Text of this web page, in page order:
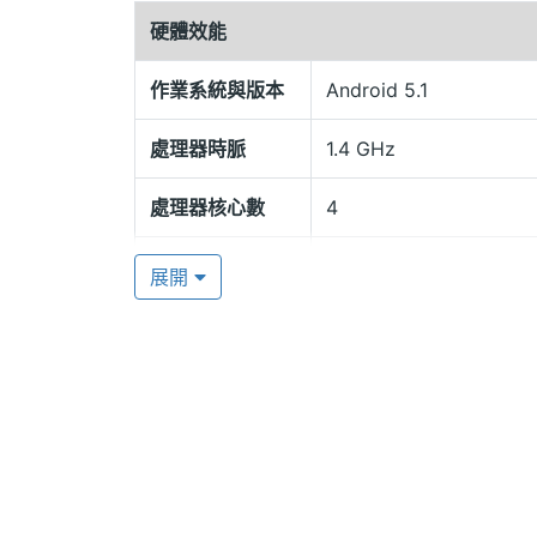
文件及下載 App，給予你豐富的娛樂體
機、200 萬畫素前鏡頭，無時無刻都可拍
YANG YI Y5+ 功能特色
◎ 3G + 2G 與雙卡雙待
◎ 採用 Android 5.1 Lollipop 作業系統
硬體效能
作業系統與版本 Android 5.1
處理器時脈 1.4 GHz
處理器核心數 4
RAM記憶體
展開